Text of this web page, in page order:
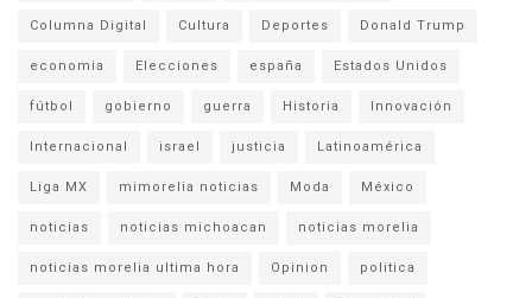
Columna Digital Cultura Deportes Donald Trump
economia Elecciones españa Estados Unidos
fútbol gobierno guerra Historia Innovación
Internacional israel justicia Latinoamérica
Liga MX mimorelia noticias Moda México
noticias noticias michoacan noticias morelia
noticias morelia ultima hora Opinion politica